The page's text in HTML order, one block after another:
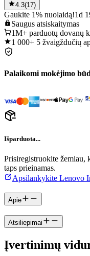
4.3(17)
Gaukite 1% nuolaidą!1d
Saugus atsiskaitymas
1M+ parduotų dovanų
1 000+ 5 žvaigždučių
Palaikomi mokėjimo
Išparduota...
Prisiregistruokite žemiau,
taps prieinamas.
Apsilankykite Lenovo
Apie
Atsiliepimai
Įvertinimų